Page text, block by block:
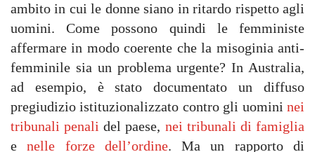
ambito in cui le donne siano in ritardo rispetto agli
uomini. Come possono quindi le femministe
affermare in modo coerente che la misoginia anti-
femminile sia un problema urgente? In Australia,
ad esempio, è stato documentato un diffuso
pregiudizio istituzionalizzato contro gli uomini nei
tribunali penali del paese, nei tribunali di famiglia
enelle forze dell’ordine. Ma un rapporto di